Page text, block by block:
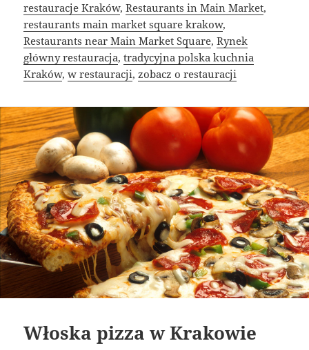
restauracje Kraków,Restaurants in Main Market,
restaurants main market square krakow,
Restaurants near Main Market Square,Rynek
główny restauracja,tradycyjna polska kuchnia
Kraków,w restauracji,zobacz o restauracji
Włoska pizza w Krakowie